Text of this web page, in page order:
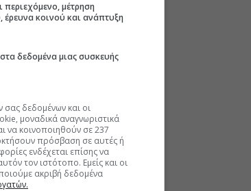
για τη Μετοχή
(18:02 04/08/2026)
(09:25 13/07/2026)
περιεχόμενο, μέτρηση
έρευνα κοινού και ανάπτυξη
δεδομένα μιας συσκευής
σας δεδομένων και οι
μοναδικά αναγνωριστικά
να κοινοποιηθούν σε 237
πρόσβαση σε αυτές ή
ενδέχεται επίσης να
τον ιστότοπο. Εμείς και οι
ακριβή δεδομένα